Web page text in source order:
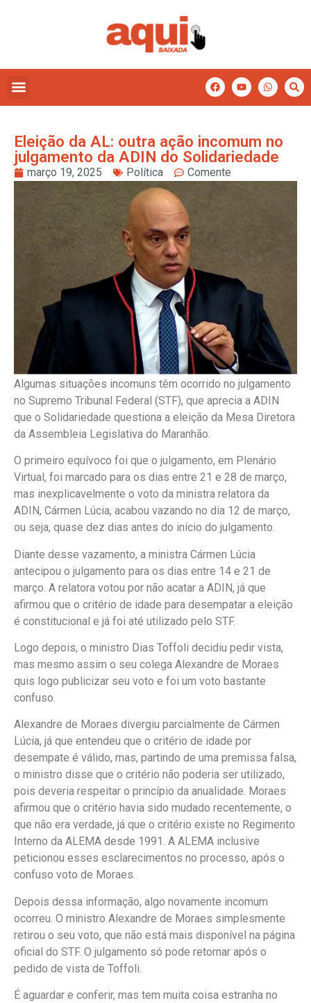
Eleição da AL: outra ação incomum no
julgamento da ADIN do Solidariedade
março 19, 2025 Política Comente
Algumas situações incomuns têm ocorrido no julgamento
no Supremo Tribunal Federal (STF), que aprecia a ADIN
que o Solidariedade questiona a eleição da Mesa Diretora
da Assembleia Legislativa do Maranhão.
O primeiro equívoco foi que o julgamento, em Plenário
Virtual, foi marcado para os dias entre 21 e 28 de março,
mas inexplicavelmente o voto da ministra relatora da
ADIN, Cármen Lúcia, acabou vazando no dia 12 de março,
ou seja, quase dez dias antes do início do julgamento.
Diante desse vazamento, a ministra Cármen Lúcia
antecipou o julgamento para os dias entre 14 e 21 de
março. A relatora votou por não acatar a ADIN, já que
afirmou que o critério de idade para desempatar a eleição
é constitucional e já foi até utilizado pelo STF.
Logo depois, o ministro Dias Toffoli decidiu pedir vista,
mas mesmo assim o seu colega Alexandre de Moraes
quis logo publicizar seu voto e foi um voto bastante
confuso.
Alexandre de Moraes divergiu parcialmente de Cármen
Lúcia, já que entendeu que o critério de idade por
desempate é válido, mas, partindo de uma premissa falsa,
o ministro disse que o critério não poderia ser utilizado,
pois deveria respeitar o princípio da anualidade. Moraes
afirmou que o critério havia sido mudado recentemente, o
que não era verdade, já que o critério existe no Regimento
Interno da ALEMA desde 1991. A ALEMA inclusive
peticionou esses esclarecimentos no processo, após o
confuso voto de Moraes.
Depois dessa informação, algo novamente incomum
ocorreu. O ministro Alexandre de Moraes simplesmente
retirou o seu voto, que não está mais disponível na página
oficial do STF. O julgamento só pode retornar após o
pedido de vista de Toffoli.
É aguardar e conferir, mas tem muita coisa estranha no